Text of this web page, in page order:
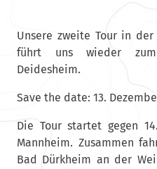
Unsere zweite Tour in
führt uns wieder zum
Deidesheim.
Save the date: 13.
Die Tour startet gegen
Mannheim. Zusammen
Bad Dürkheim an der